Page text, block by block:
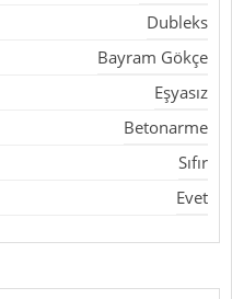
Dubleks
Bayram Gökçe
Eşyasız
Betonarme
Sıfır
Evet